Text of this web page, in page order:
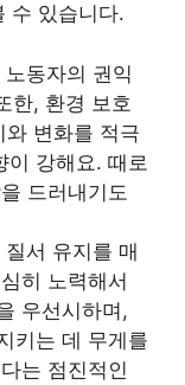
수 있습니다.
동자의 권익
한, 환경 보호
변화를 적극
이 강해요. 때로
드러내기도
서 유지를 매
히 노력해서
우선시하며,
키는 데 무게를
는 점진적인